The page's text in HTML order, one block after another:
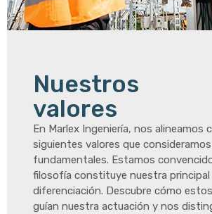
Nuestros
valores
En Marlex Ingeniería, nos alineamos
siguientes valores que consideramos
fundamentales. Estamos
filosofía constituye nuestra principal
diferenciación. Descubre cómo
guían nuestra actuación y nos